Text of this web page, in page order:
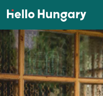
Ugrás a tartalomhoz